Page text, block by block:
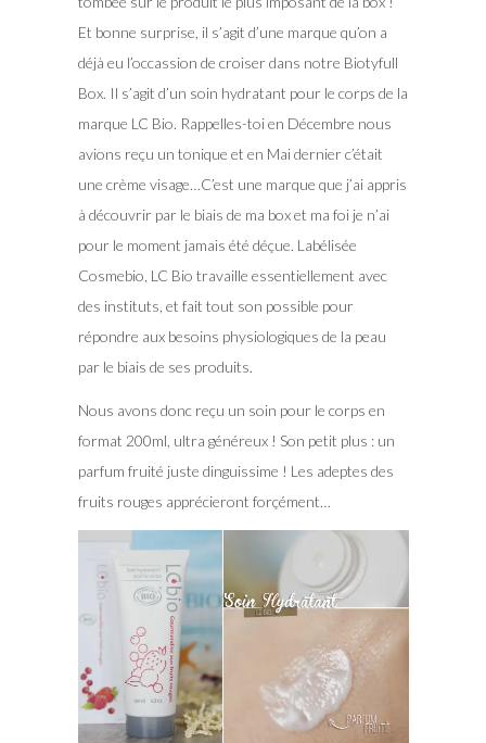
Et bonne surprise, il s’agit d’une marque qu’on a
déjà eu l’occassion de croiser dans notre Biotyfull
Box. Il s’agit d’un soin hydratant pour le corps de la
marque LC Bio. Rappelles-toi en Décembre nous
avions reçu un tonique et en Mai dernier c’était
une crème visage…C’est une marque que j’ai appris
à découvrir par le biais de ma box et ma foi je n’ai
pour le moment jamais été déçue. Labélisée
Cosmebio, LC Bio travaille essentiellement avec
des instituts, et fait tout son possible pour
répondre aux besoins physiologiques de la peau
par le biais de ses produits.
Nous avons donc reçu un soin pour le corps en
format 200ml, ultra généreux ! Son petit plus : un
parfum fruité juste dinguissime ! Les adeptes des
fruits rouges apprécieront forçément…